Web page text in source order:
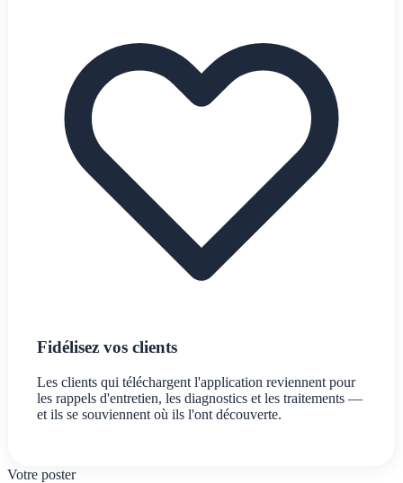
Fidélisez vos clients
Les clients qui téléchargent l'application reviennent pour
les rappels d'entretien, les diagnostics et les traitements —
et ils se souviennent où ils l'ont découverte.
Votre poster